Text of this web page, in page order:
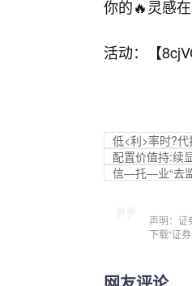
你的🔥灵感
活动：【
低<利>率时?
配置价值持:续
信—托—业“去
声明：证
下载“证